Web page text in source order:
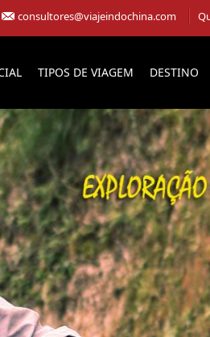
consultores@viajeindochina.com
TIPOS DE VIAGEM DESTINO